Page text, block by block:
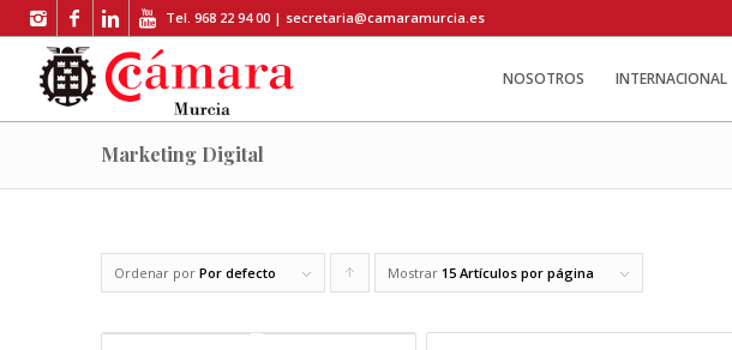
Tel. 968 22 94 00 | secretaria@camaramurcia.es
NOSOTROS INTERNACIONAL
Marketing Digital
Ordenar por Por defecto Pulsa
Mostrar 15 Artículos por página